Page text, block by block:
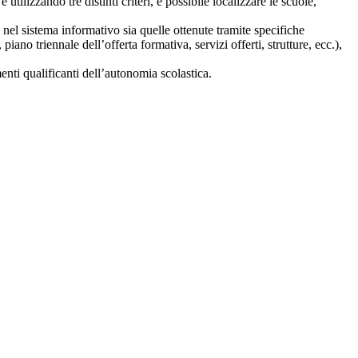
sistema informativo sia quelle ottenute tramite specifiche
piano triennale dell’offerta formativa, servizi offerti, strutture, ecc.),
qualificanti dell’autonomia scolastica.